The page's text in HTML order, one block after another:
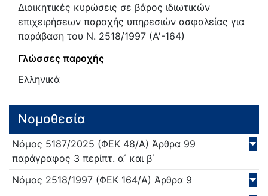
Διοικητικές κυρώσεις σε βάρος ιδιωτικών
επιχειρήσεων παροχής υπηρεσιών ασφαλείας για
παράβαση του Ν. 2518/1997 (Α'-164)
Γλώσσες παροχής
Ελληνικά
Νομοθεσία
Νόμος 5187/2025 (ΦΕΚ 48/Α) Άρθρα 99
παράγραφος 3 περίπτ. α΄ και β΄
Νόμος 2518/1997 (ΦΕΚ 164/Α) Άρθρα 9